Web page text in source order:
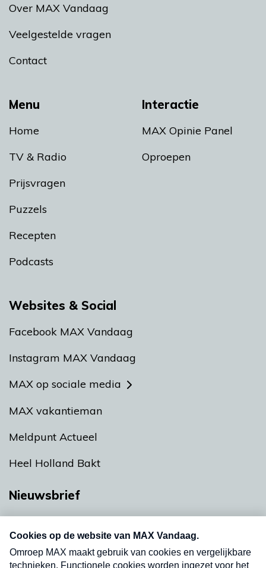
Menu
Home
TV & Radio
Prijsvragen
Puzzels
Recepten
Podcasts
Interactie
MAX Opinie Panel
Oproepen
Over MAX Vandaag
Veelgestelde vragen
Contact
Websites & Social
Facebook MAX Vandaag
Instagram MAX Vandaag
MAX op sociale media
MAX vakantieman
Meldpunt Actueel
Heel Holland Bakt
Nieuwsbrief
nieuwsbrief. Elke vrijdag- en dinsdagochtend in
uw mailbox.